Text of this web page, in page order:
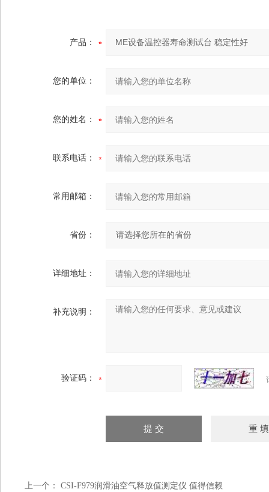
产品：
您的单位：
您的姓名：
联系电话：
常用邮箱：
省份：
详细地址：
补充说明：
验证码：
上一个： CSI-F979润滑油空气释放值测定仪‌ 值得信赖